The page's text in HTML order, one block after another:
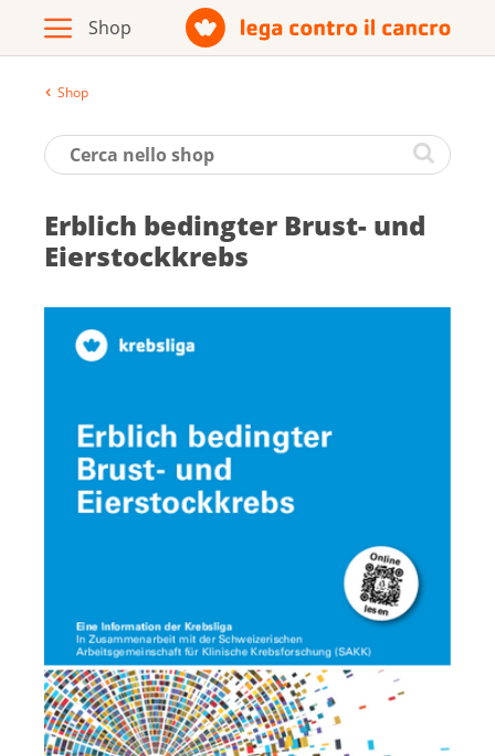
Opuscoli / materiale informativo
Prodotti
Vai al sito della Lega contro il cancro
Italiano
Deutsch
Shop
Erb­lich be­ding­ter Brust- und
Ei­er­stock­krebs